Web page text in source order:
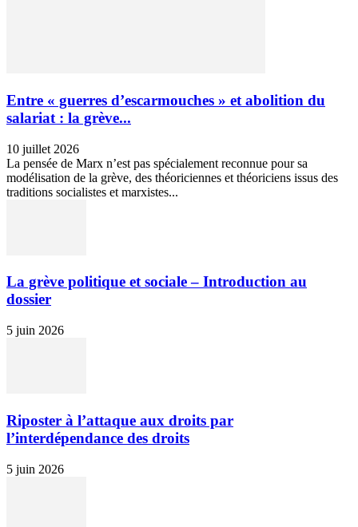
Entre « guerres d’escarmouches » et abolition du
salariat : la grève...
10 juillet 2026
La pensée de Marx n’est pas spécialement reconnue pour sa
modélisation de la grève, des théoriciennes et théoriciens issus des
traditions socialistes et marxistes...
La grève politique et sociale – Introduction au
dossier
5 juin 2026
Riposter à l’attaque aux droits par
l’interdépendance des droits
5 juin 2026